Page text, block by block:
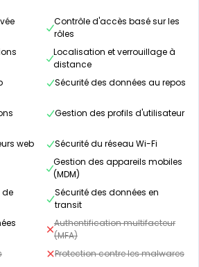
Contrôle d'accès basé sur les
rôles
Localisation et verrouillage à
distance
Sécurité des données au repos
Gestion des profils d'utilisateur
web
Sécurité du réseau Wi-Fi
Gestion des appareils mobiles
(MDM)
de
Sécurité des données en
transit
Authentification multifacteur
(MFA)
Protection contre les malwares